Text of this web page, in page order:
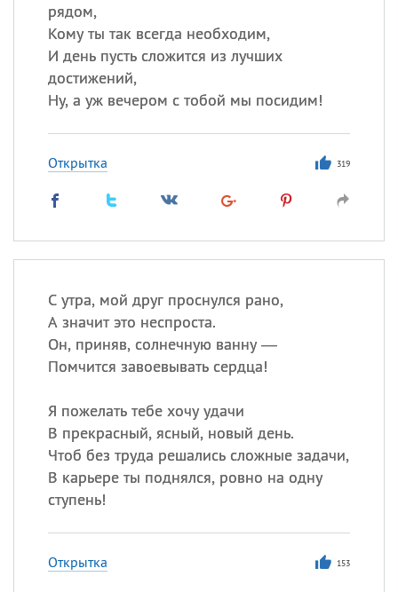
рядом,
Кому ты так всегда необходим,
И день пусть сложится из лучших
достижений,
Ну, а уж вечером с тобой мы посидим!
Открытка 319
С утра, мой друг проснулся рано,
А значит это неспроста.
Он, приняв, солнечную ванну —
Помчится завоевывать сердца!
Я пожелать тебе хочу удачи
В прекрасный, ясный, новый день.
Чтоб без труда решались сложные задачи,
В карьере ты поднялся, ровно на одну
ступень!
Открытка 153